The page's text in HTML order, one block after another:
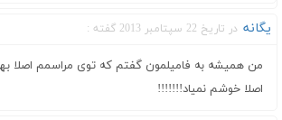
یگانه در تاریخ 22 سپتامبر 2013 گفته :
من همیشه به فامیلمون گفتم که توی مراسمم اصلا
اصلا خوشم نمیاد!!!!!!!